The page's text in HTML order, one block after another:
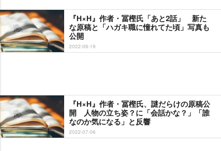
『H×H』作者・冨樫氏「あと2話」 新た
な原稿と「ハガキ職に憧れてた頃」写真も
公開
2022-06-19
『H×H』作者・冨樫氏、謎だらけの原稿公
開 人物の立ち姿？に「会話かな？」「誰
なのか気になる」と反響
2022-07-06